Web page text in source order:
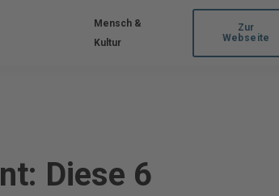
Mensch &
Kultur
Zur
Webseite
Diese 6